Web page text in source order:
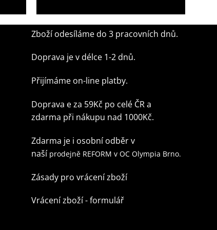
Zboží odesíláme do 3 pracovních dnů.
Doprava je v délce 1-2 dnů.
Přijímáme on-line platby.
Doprava e za 59Kč po celé ČRa
zdarma při nákupu nad 1000Kč.
Zdarma je i osobní odběr v
naší prodejně REFORM v OC Olympia Brno.
Zásady pro vrácení zboží
Vrácení zboží - formulář